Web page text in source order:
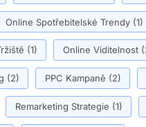
Online Spotřebitelské Trendy(1)
(1) Online Viditelnost
(2) PPC Kampaně (2)
Remarketing Strategie (1)